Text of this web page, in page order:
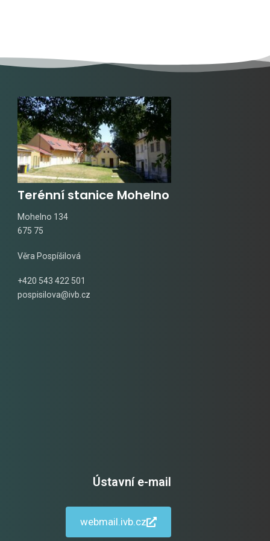
Terénní stanice Mohelno
Mohelno 134
675 75
Věra Pospíšilová
+420 543 422 501
pospisilova@ivb.cz
Ústavní e-mail
webmail.ivb.cz